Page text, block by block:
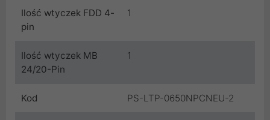
Ilość wtyczek FDD 4-
pin
1
Ilość wtyczek MB
24/20-Pin
1
Kod PS-LTP-0650NPCNEU-2